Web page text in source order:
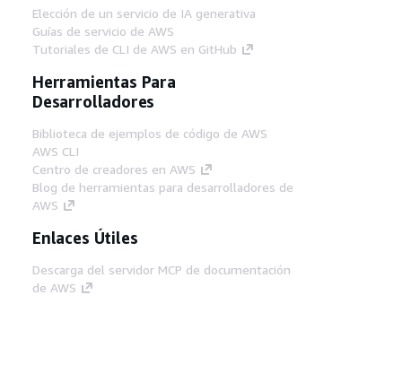
Elección de un servicio de IA generativa
Guías de servicio de AWS
Tutoriales de CLI de AWS en GitHub
Herramientas Para
Desarrolladores
Biblioteca de ejemplos de código de AWS
AWS CLI
Centro de creadores en AWS
Blog de herramientas para desarrolladores de
AWS
Enlaces Útiles
Descarga del servidor MCP de documentación
de AWS